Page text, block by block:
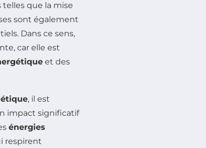
telles que la mise
sont également
Dans ce sens,
car elle est
et des
, il est
impact significatif
énergies
respirent